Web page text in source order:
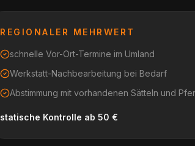
REGIONALER MEHRWERT
schnelle Vor-Ort-Termine im Umland
Werkstatt-Nachbearbeitung bei Bedarf
Abstimmung mit vorhandenen Sätteln und
statische Kontrolle ab 50 €